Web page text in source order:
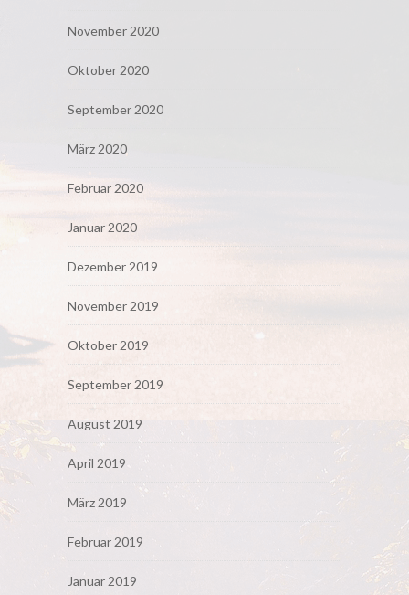
November 2020
Oktober 2020
September 2020
März 2020
Februar 2020
Januar 2020
Dezember 2019
November 2019
Oktober 2019
September 2019
August 2019
April 2019
März 2019
Februar 2019
Januar 2019